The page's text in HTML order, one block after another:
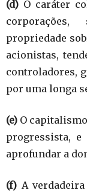
(d) O caráter
propriedade
acionistas,
controladores,
por uma longa
(e) O
progressista,
aprofundar a
(f) A